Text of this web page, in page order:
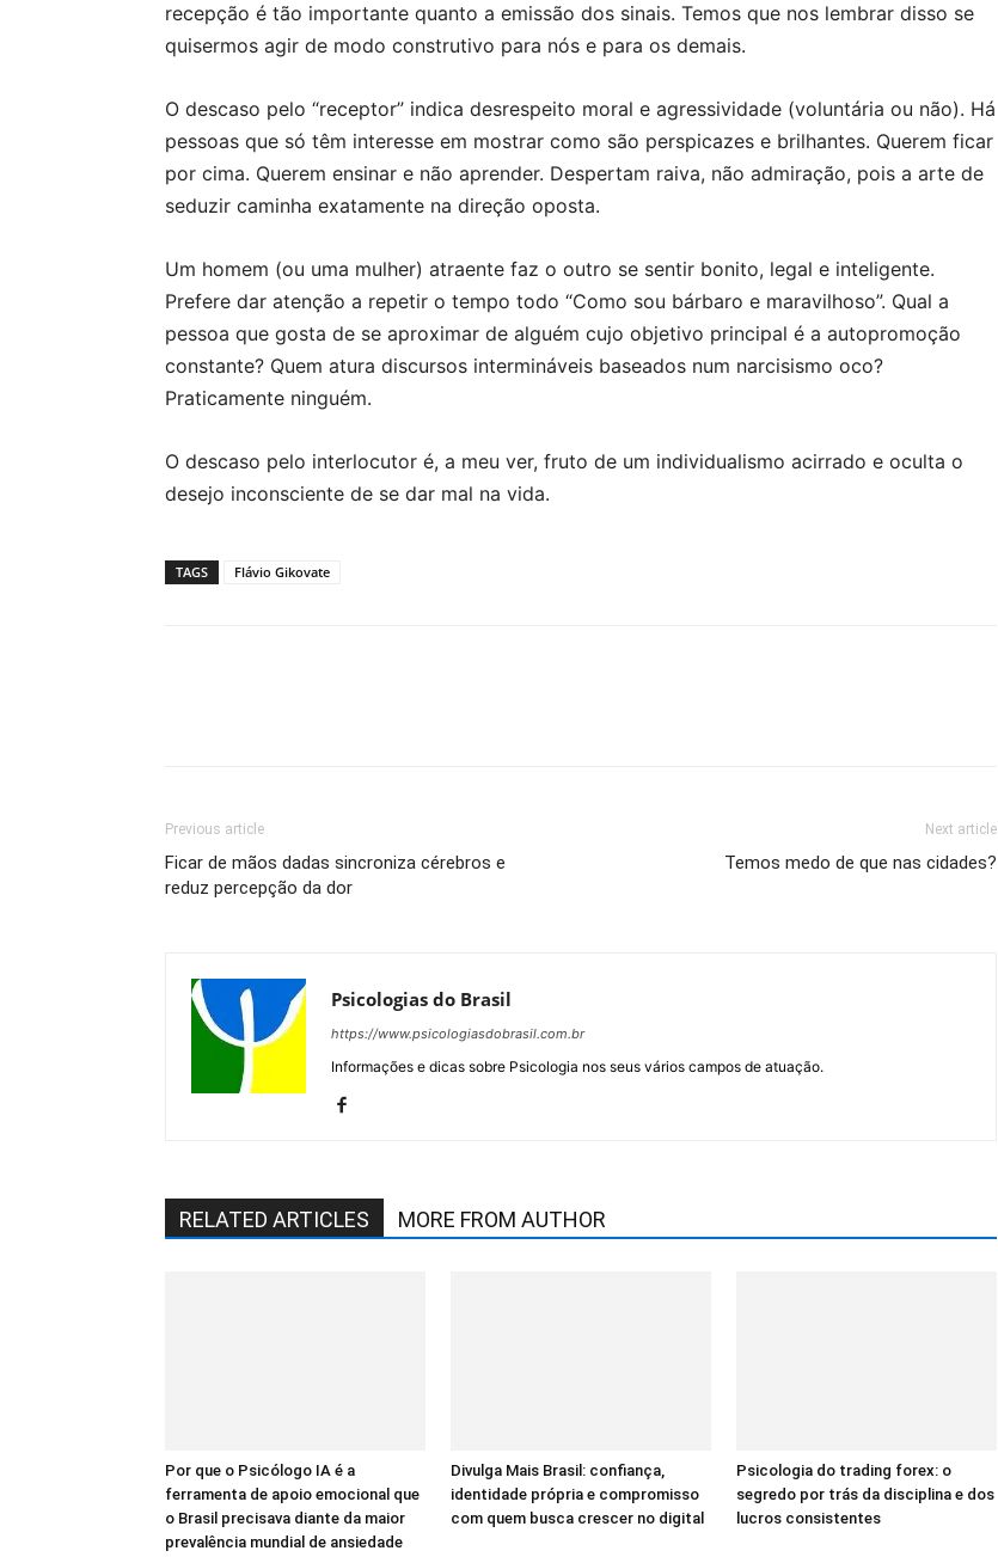
recepção é tão importante quanto a emissão dos sinais. Temos que nos lembrar disso se
quisermos agir de modo construtivo para nós e para os demais.
O descaso pelo “receptor” indica desrespeito moral e agressividade (voluntária ou não). Há
pessoas que só têm interesse em mostrar como são perspicazes e brilhantes. Querem ficar
por cima. Querem ensinar e não aprender. Despertam raiva, não admiração, pois a arte de
seduzir caminha exatamente na direção oposta.
Um homem (ou uma mulher) atraente faz o outro se sentir bonito, legal e inteligente.
Prefere dar atenção a repetir o tempo todo “Como sou bárbaro e maravilhoso”. Qual a
pessoa que gosta de se aproximar de alguém cujo objetivo principal é a autopromoção
constante? Quem atura discursos intermináveis baseados num narcisismo oco?
Praticamente ninguém.
O descaso pelo interlocutor é, a meu ver, fruto de um individualismo acirrado e oculta o
desejo inconsciente de se dar mal na vida.
TAGS Flávio Gikovate
Previous article
Ficar de mãos dadas sincroniza cérebros e
reduz percepção da dor
Next article
Temos medo de que nas cidades?
Psicologias do Brasil
https://www.psicologiasdobrasil.com.br
Informações e dicas sobre Psicologia nos seus vários campos de atuação.
RELATED ARTICLES MORE FROM AUTHOR
Por que o Psicólogo IA é a
ferramenta de apoio emocional que
o Brasil precisava diante da maior
prevalência mundial de ansiedade
Divulga Mais Brasil: confiança,
identidade própria e compromisso
com quem busca crescer no digital
Psicologia do trading forex: o
segredo por trás da disciplina e dos
lucros consistentes